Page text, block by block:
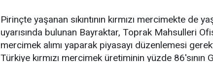
Pirinçte yaşanan sıkıntının kırmızı mercimekte de
uyarısında bulunan Bayraktar, Toprak Mahsulleri
mercimek alımı yaparak piyasayı düzenlemesi
Türkiye kırmızı mercimek üretiminin yüzde 86'sının